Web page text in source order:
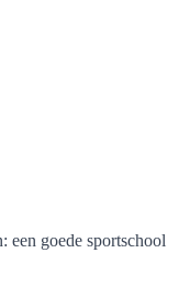
goede sportschool